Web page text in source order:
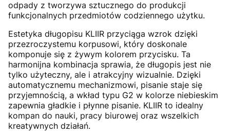
odpady z tworzywa sztucznego do produkcji
funkcjonalnych przedmiotów codziennego użytku.
Estetyka długopisu KLIIR przyciąga wzrok dzięki
przezroczystemu korpusowi, który doskonale
komponuje się z żywym kolorem przycisku. Ta
harmonijna kombinacja sprawia, że długopis jest nie
tylko użyteczny, ale i atrakcyjny wizualnie. Dzięki
automatycznemu mechanizmowi, pisanie staje się
przyjemnością, a wkład typu G2 w kolorze niebieskim
zapewnia gładkie i płynne pisanie. KLIIR to idealny
kompan do nauki, pracy biurowej oraz wszelkich
kreatywnych działań.